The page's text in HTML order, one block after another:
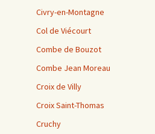
Civry-en-Montagne
Col de Viécourt
Combe de Bouzot
Combe Jean Moreau
Croix de Villy
Croix Saint-Thomas
Cruchy